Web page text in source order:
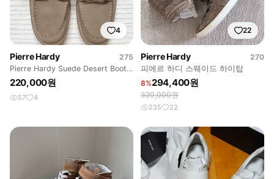
4
Pierre Hardy
275
Pierre Hardy Suede Desert Boots
(44)
220,000원
57 4
22
Pierre Hardy
270
피에르 하디 스웨이드 하이탑
8%294,400원
320,000원
235 22